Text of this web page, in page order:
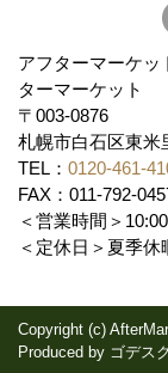
アフターマーケ
ターマーケット
〒003-0876
札幌市白石区東
TEL： 0120-461-
FAX：011-792-
＜営業時間＞
＜定休日＞夏季
Copyright (c)
Produced by ゴデス